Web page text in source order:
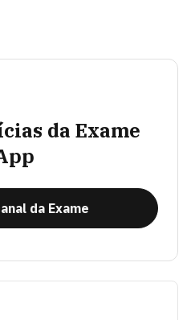
da Exame
da Exame